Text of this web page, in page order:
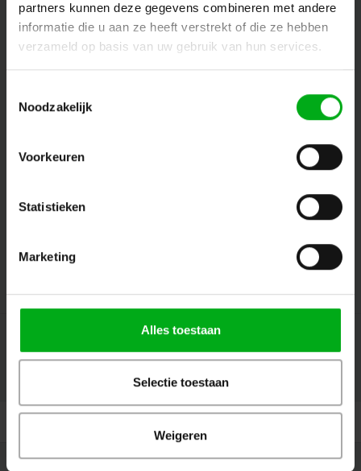
partners kunnen deze gegevens combineren met andere
informatie die u aan ze heeft verstrekt of die ze hebben
verzameld op basis van uw gebruik van hun services.
Noodzakelijk
Voorkeuren
Statistieken
Marketing
Alles toestaan
Selectie toestaan
Weigeren
Contact
Nieuwsbrief
Ontvang de laatste updates, nieuws en aanbiedingen via email
© Copyright 2026 Megalight sa/nv - Theme by